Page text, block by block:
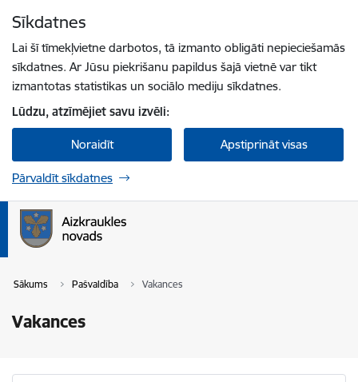
Sīkdatnes
Lai šī tīmekļvietne darbotos, tā izmanto obligāti nepieciešamās
sīkdatnes. Ar Jūsu piekrišanu papildus šajā vietnē var tikt
izmantotas statistikas un sociālo mediju sīkdatnes.
Lūdzu, atzīmējiet savu izvēli:
Noraidīt Apstiprināt visas
Pārvaldīt sīkdatnes
Sākums Pašvaldība Vakances
Vakances